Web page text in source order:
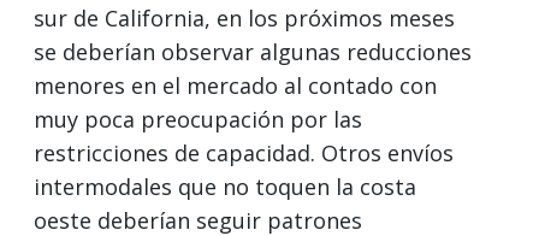
sur de California, en los próximos meses
se deberían observar algunas reducciones
menores en el mercado al contado con
muy poca preocupación por las
restricciones de capacidad. Otros envíos
intermodales que no toquen la costa
oeste deberían seguir patrones